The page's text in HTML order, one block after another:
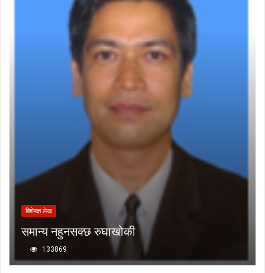
बिशेषज्ञ लेख
समान्य नहुनसक्छ रुघाखोकी
133869